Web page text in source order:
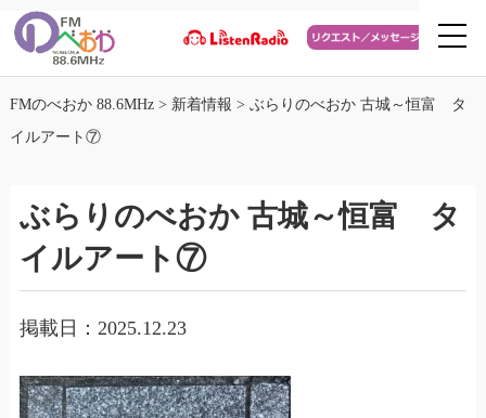
FMのべおか 88.6MHz> 新着情報 > ぶらりのべおか 古城～恒富 タ
イルアート⑦
ぶらりのべおか 古城～恒富 タ
イルアート⑦
掲載日：2025.12.23